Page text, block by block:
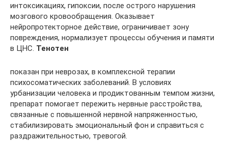
интоксикациях, гипоксии, после острого нарушения
мозгового кровообращения. Оказывает
нейропротекторное действие, ограничивает зону
повреждения, нормализует процессы обучения и памяти
в ЦНС. Тенотен
показан при неврозах, в комплексной терапии
психосоматических заболеваний. В условиях
урбанизации человека и продиктованным темпом жизни,
препарат помогает пережить нервные расстройства,
связанные с повышенной нервной напряженностью,
стабилизировать эмоциональный фон и справиться с
раздражительностью, тревогой.